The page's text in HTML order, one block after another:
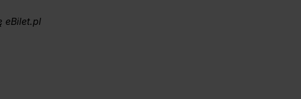
eBilet.pl